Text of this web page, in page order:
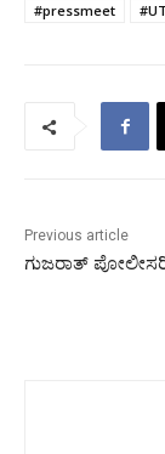
#pressmeet
Previous article
ಗುಜರಾತ್